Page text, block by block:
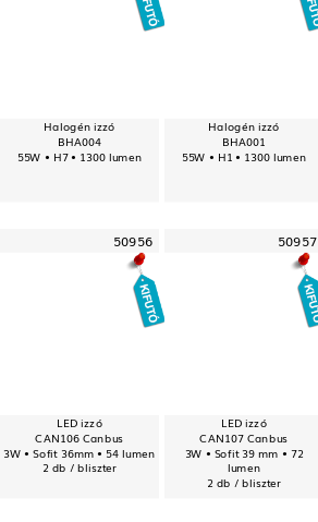
Halogén izzó
BHA004
55W • H7 • 1300 lumen
Halogén izzó
BHA001
55W • H1 • 1300 lumen
50956
LED izzó
CAN106 Canbus
3W • Sofit 36mm • 54 lumen
2 db / bliszter
50957
LED izzó
CAN107 Canbus
3W • Sofit 39 mm • 72
lumen
2 db / bliszter